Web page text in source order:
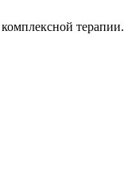
терапии.